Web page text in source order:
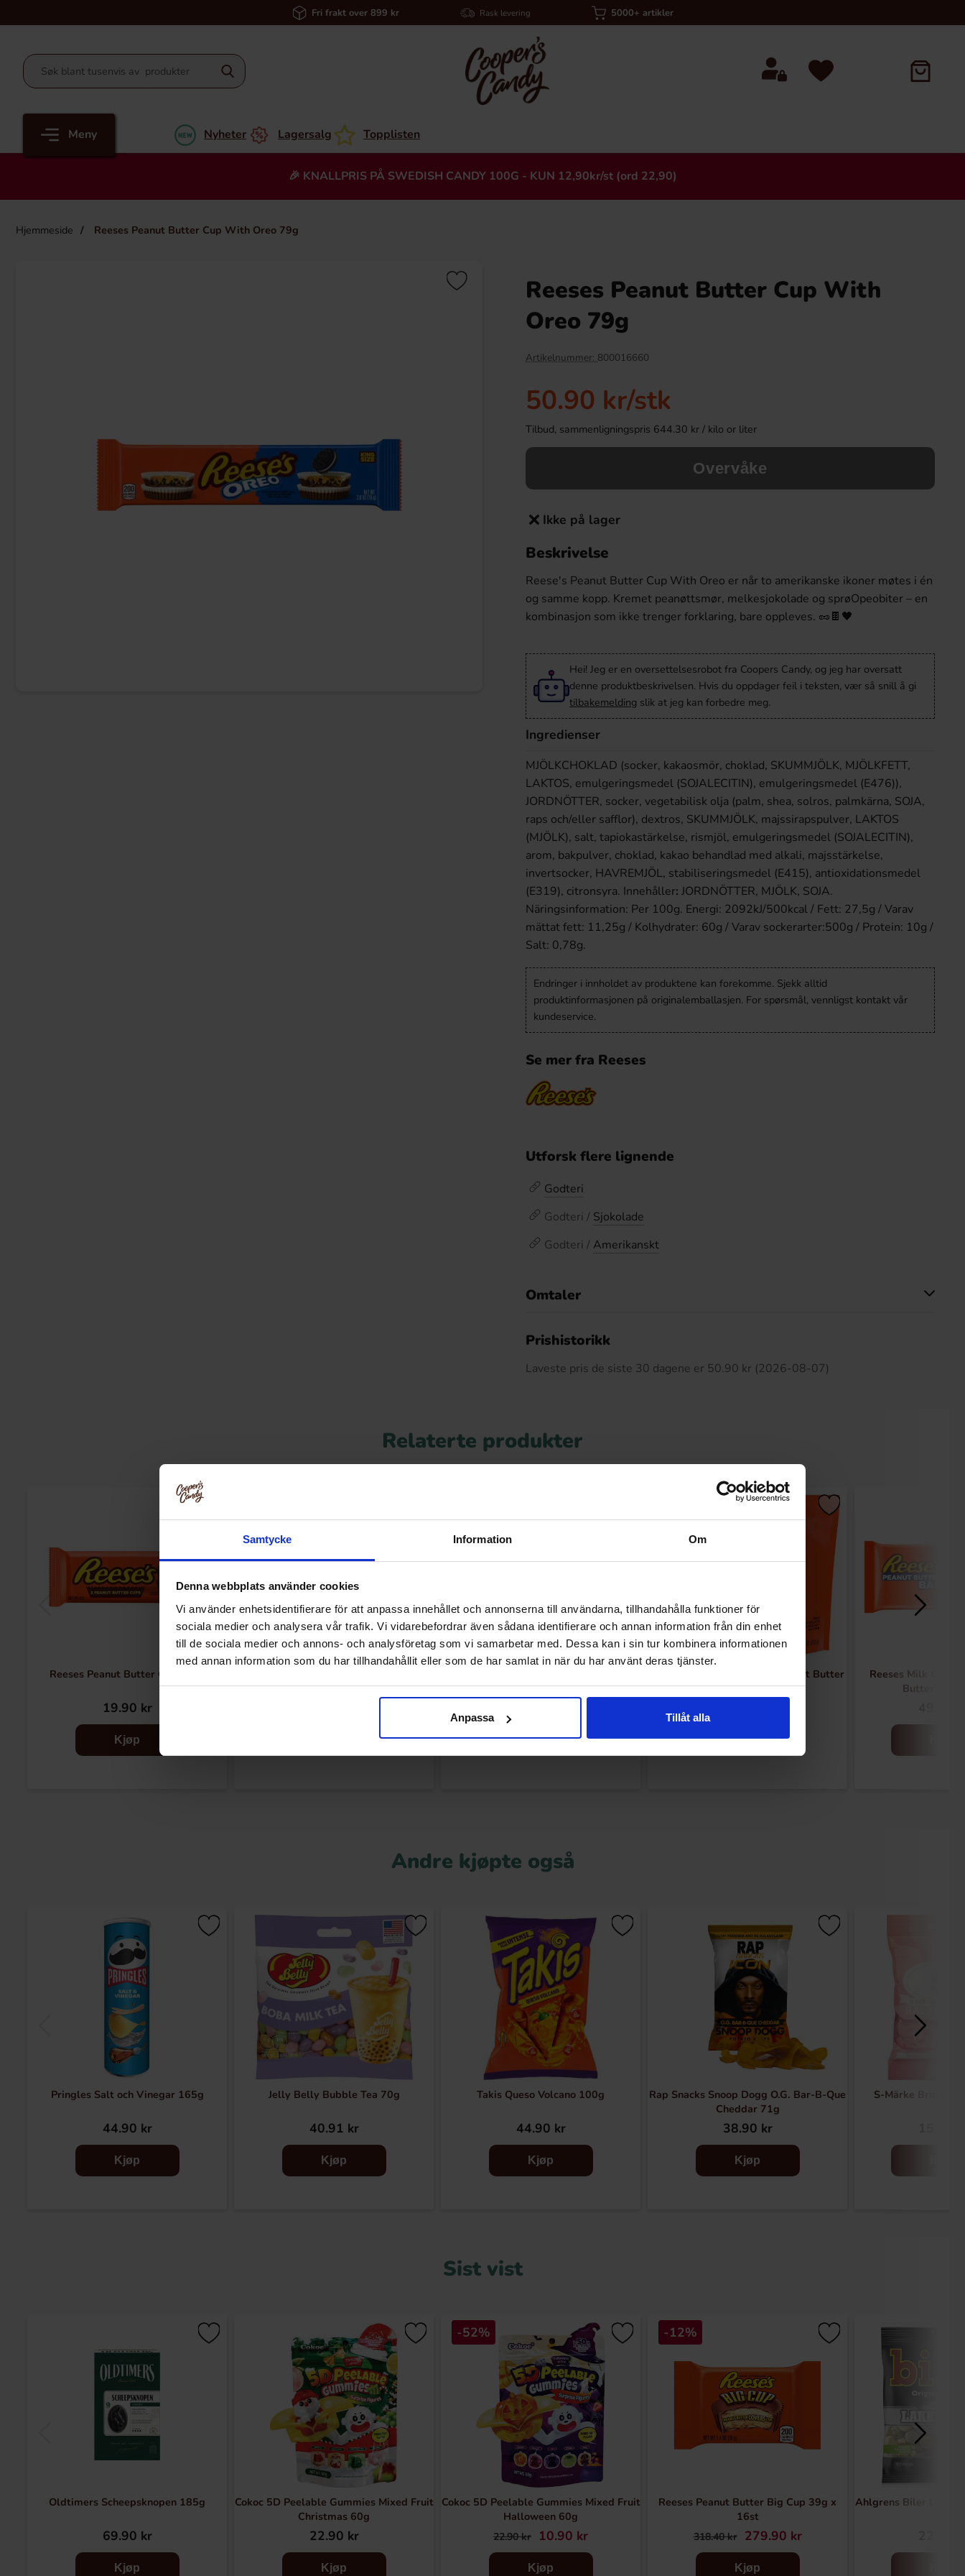
Samtycke Information Om
Denna webbplats använder cookies
Vi använder enhetsidentifierare för att anpassa innehållet och annonserna till användarna, tillhandahålla funktioner för
sociala medier och analysera vår trafik. Vi vidarebefordrar även sådana identifierare och annan information från din enhet
till de sociala medier och annons- och analysföretag som vi samarbetar med. Dessa kan i sin tur kombinera informationen
med annan information som du har tillhandahållit eller som de har samlat in när du har använt deras tjänster.
Anpassa Tillåt alla
Fri frakt over 899 kr Rask levering 5000+ artikler
Meny Nyheter Lagersalg Topplisten
🎉 KNALLPRIS PÅ SWEDISH CANDY 100G - KUN 12,90kr/st (ord 22,90)
Hjemmeside Reeses Peanut Butter Cup With Oreo 79g
Heading
Kinder Maxi 21g
9.90 kr
Reeses Peanut Butter Cup With
Oreo 79g
Artikelnummer: 800016660
50.90 kr/stk
Tilbud, sammenligningspris 644.30 kr / kilo or liter
Overvåke
Ikke på lager
Beskrivelse
Reese's Peanut Butter Cup With Oreo er når to amerikanske ikoner møtes i én
og samme kopp. Kremet peanøttsmør, melkesjokolade og sprøОреоbiter – en
kombinasjon som ikke trenger forklaring, bare oppleves. 🥜🍫🖤
Hei! Jeg er en oversettelsesrobot fra Coopers Candy, og jeg har oversatt
denne produktbeskrivelsen. Hvis du oppdager feil i teksten, vær så snill å gi
tilbakemelding slik at jeg kan forbedre meg.
Ingredienser
MJÖLKCHOKLAD (socker, kakaosmör, choklad, SKUMMJÖLK, MJÖLKFETT,
LAKTOS, emulgeringsmedel (SOJALECITIN), emulgeringsmedel (E476)),
JORDNÖTTER, socker, vegetabilisk olja (palm, shea, solros, palm­kärna, SOJA,
raps och/eller safflor), dextros, SKUMMJÖLK, majssirapspulver, LAKTOS
(MJÖLK), salt, tapiokastärkelse, rismjöl, emulgeringsmedel (SOJALECITIN),
arom, bakpulver, choklad, kakao behandlad med alkali, majsstärkelse,
invertsocker, HAVREMJÖL, stabiliseringsmedel (E415), antioxidationsmedel
(E319), citronsyra. Innehåller: JORDNÖTTER, MJÖLK, SOJA.
Näringsinformation: Per 100g. Energi: 2092kJ/500kcal / Fett: 27,5g / Varav
mättat fett: 11,25g / Kolhydrater: 60g / Varav sockerarter:500g / Protein: 10g /
Salt: 0,78g.
Endringer i innholdet av produktene kan forekomme. Sjekk alltid
produktinformasjonen på originalemballasjen. For spørsmål, vennligst kontakt vår
kundeservice.
Se mer fra Reeses
Utforsk flere lignende
Godteri
Godteri / Sjokolade
Godteri / Amerikanskt
Omtaler
Prishistorikk
Laveste pris de siste 30 dagene er 50.90 kr (2026-08-07)
Relaterte produkter
Reeses Peanut Butter Cups 42g
19.90 kr
Kjøp
Chocolate 87g
Miniature Cups 145g
Kjøp
Reeses Minis Unwrapped Peanut Butter
Cups 215g
Kjøp
Reeses Milk
Butter Bar
Andre kjøpte også
Pringles Salt och Vinegar 165g
44.90 kr
Kjøp
Jelly Belly Bubble Tea 70g
40.91 kr
Kjøp
Takis Queso Volcano 100g
44.90 kr
Kjøp
Rap Snacks Snoop Dogg O.G. Bar-B-Que
Cheddar 71g
38.90 kr
Kjøp
S-Märke
Sist vist
Oldtimers Scheepsknopen 185g
69.90 kr
Kjøp
Cokoc 5D Peelable Gummies Mixed Fruit
Christmas 60g
22.90 kr
Kjøp
-52%
Cokoc 5D Peelable Gummies Mixed Fruit
Halloween 60g
22.90 kr 10.90 kr
Kjøp
-12%
Reeses Peanut Butter Big Cup 39g x
16st
318.40 kr 279.90 kr
Kjøp
Ahlgrens Biler